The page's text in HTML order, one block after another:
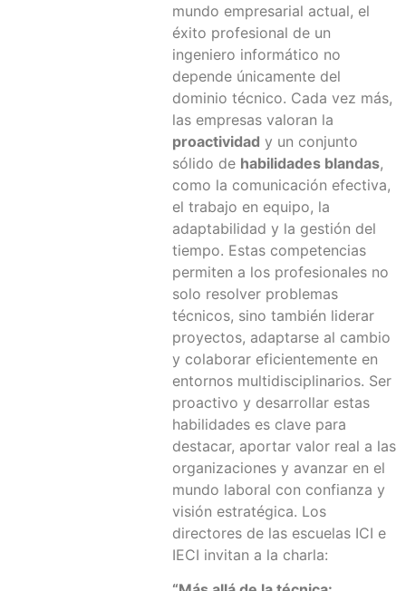
mundo empresarial actual, el
éxito profesional de un
ingeniero informático no
depende únicamente del
dominio técnico. Cada vez más,
las empresas valoran la
proactividad y un conjunto
sólido de habilidades blandas,
como la comunicación efectiva,
el trabajo en equipo, la
adaptabilidad y la gestión del
tiempo. Estas competencias
permiten a los profesionales no
solo resolver problemas
técnicos, sino también liderar
proyectos, adaptarse al cambio
y colaborar eficientemente en
entornos multidisciplinarios. Ser
proactivo y desarrollar estas
habilidades es clave para
destacar, aportar valor real a las
organizaciones y avanzar en el
mundo laboral con confianza y
visión estratégica. Los
directores de las escuelas ICI e
IECI invitan a la charla: